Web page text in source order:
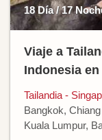
18 Día / 17
Viaje a
Indonesia
Tailandia -
Bangkok,
Kuala Lumpur,